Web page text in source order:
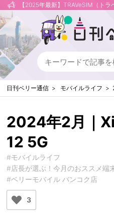
【2025年最新】TRAVeSIM（ト
日刊ベリー通信 モバイルライフ
2024年2月｜
12 5G
#モバイルライフ
#店長が選ぶ！今月のおススメ端
#ベリーモバイル バンコク店
3